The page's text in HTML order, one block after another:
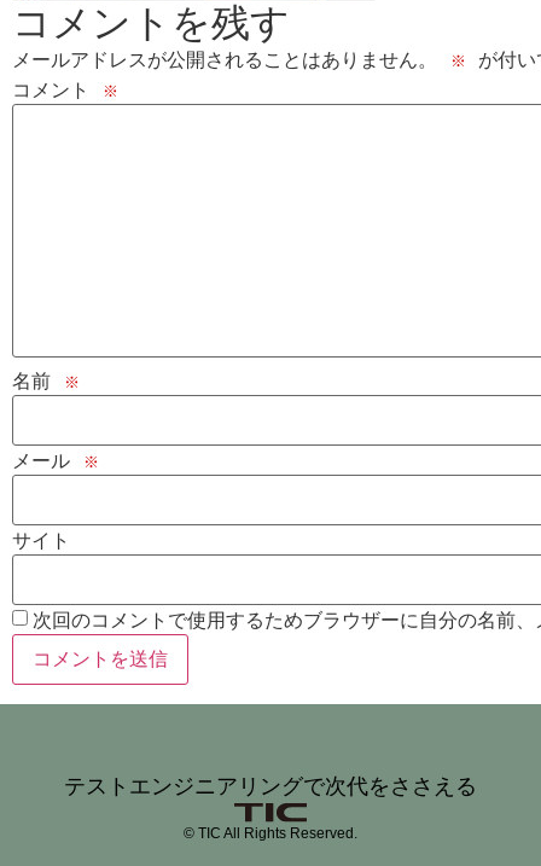
コメントを残す
メールアドレスが公開されることはありません。 ※
が付
コメント
※
名前 ※
メール ※
サイト
次回のコメントで使用するためブラウザーに自分の名前
テストエンジニアリングで次代をささえる
© TIC All Rights Reserved.